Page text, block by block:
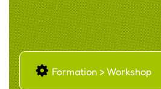
ŗ Formation > Workshop